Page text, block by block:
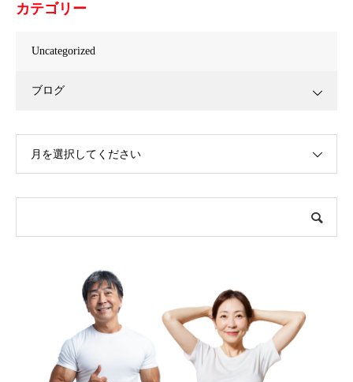
カテゴリー
Uncategorized
ブログ
月を選択してください